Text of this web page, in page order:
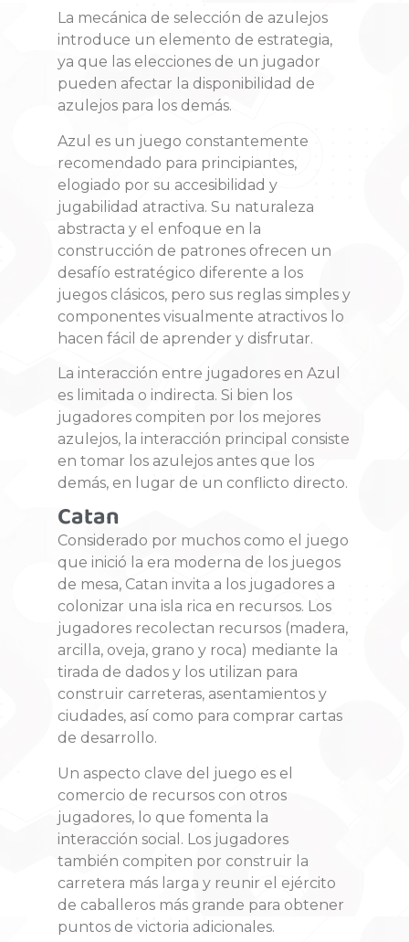
La mecánica de selección de azulejos
introduce un elemento de estrategia,
ya que las elecciones de un jugador
pueden afectar la disponibilidad de
azulejos para los demás.
Azul es un juego constantemente
recomendado para principiantes,
elogiado por su accesibilidad y
jugabilidad atractiva. Su naturaleza
abstracta y el enfoque en la
construcción de patrones ofrecen un
desafío estratégico diferente a los
juegos clásicos, pero sus reglas simples y
componentes visualmente atractivos lo
hacen fácil de aprender y disfrutar.
La interacción entre jugadores en Azul
es limitada o indirecta. Si bien los
jugadores compiten por los mejores
azulejos, la interacción principal consiste
en tomar los azulejos antes que los
demás, en lugar de un conflicto directo.
Catan
Considerado por muchos como el juego
que inició la era moderna de los juegos
de mesa, Catan invita a los jugadores a
colonizar una isla rica en recursos. Los
jugadores recolectan recursos (madera,
arcilla, oveja, grano y roca) mediante la
tirada de dados y los utilizan para
construir carreteras, asentamientos y
ciudades, así como para comprar cartas
de desarrollo.
Un aspecto clave del juego es el
comercio de recursos con otros
jugadores, lo que fomenta la
interacción social . Los jugadores
también compiten por construir la
carretera más larga y reunir el ejército
de caballeros más grande para obtener
puntos de victoria adicionales.